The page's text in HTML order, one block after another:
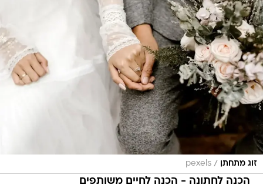
זוג מתחתן /
pexels
הכנה לחתונה - הכנה לחיים משותפים